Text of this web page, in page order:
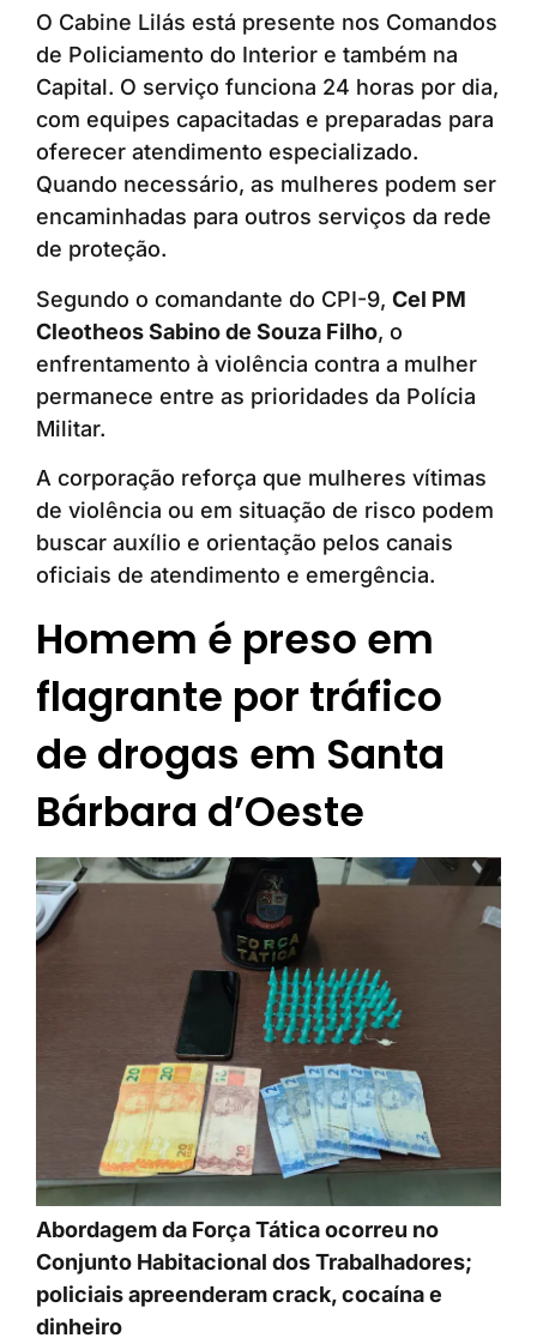
O Cabine Lilás está presente nos Comandos
de Policiamento do Interior e também na
Capital. O serviço funciona 24 horas por dia,
com equipes capacitadas e preparadas para
oferecer atendimento especializado.
Quando necessário, as mulheres podem ser
encaminhadas para outros serviços da rede
de proteção.
Segundo o comandante do CPI-9, Cel PM
Cleotheos Sabino de Souza Filho, o
enfrentamento à violência contra a mulher
permanece entre as prioridades da Polícia
Militar.
A corporação reforça que mulheres vítimas
de violência ou em situação de risco podem
buscar auxílio e orientação pelos canais
oficiais de atendimento e emergência.
Homem é preso em
flagrante por tráfico
de drogas em Santa
Bárbara d’Oeste
Abordagem da Força Tática ocorreu no
Conjunto Habitacional dos Trabalhadores;
policiais apreenderam crack, cocaína e
dinheiro